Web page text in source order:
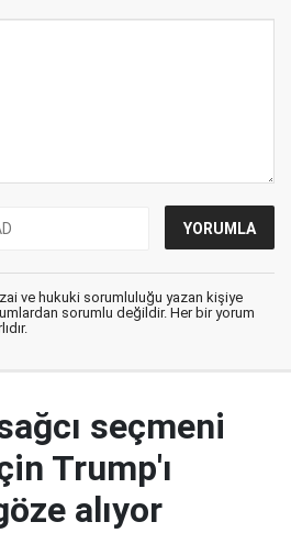
ve hukuki sorumluluğu yazan kişiye
sorumlu değildir. Her bir yorum
seçmeni
Trump'ı
alıyor